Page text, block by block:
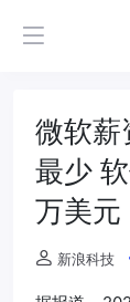
微软薪
最少
万美元
新浪科技